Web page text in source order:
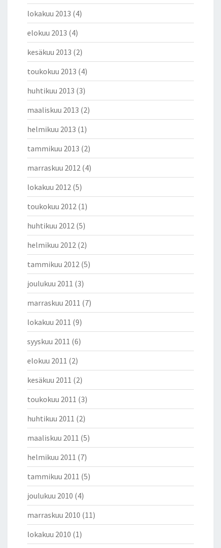
lokakuu 2013 (4)
elokuu 2013 (4)
kesäkuu 2013 (2)
toukokuu 2013 (4)
huhtikuu 2013 (3)
maaliskuu 2013 (2)
helmikuu 2013 (1)
tammikuu 2013 (2)
marraskuu 2012 (4)
lokakuu 2012 (5)
toukokuu 2012 (1)
huhtikuu 2012 (5)
helmikuu 2012 (2)
tammikuu 2012 (5)
joulukuu 2011 (3)
marraskuu 2011 (7)
lokakuu 2011 (9)
syyskuu 2011 (6)
elokuu 2011 (2)
kesäkuu 2011 (2)
toukokuu 2011 (3)
huhtikuu 2011 (2)
maaliskuu 2011 (5)
helmikuu 2011 (7)
tammikuu 2011 (5)
joulukuu 2010 (4)
marraskuu 2010 (11)
lokakuu 2010 (1)